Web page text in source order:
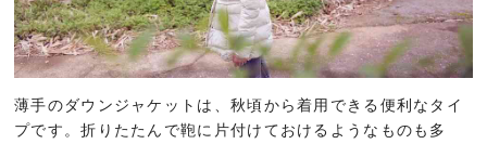
薄手のダウンジャケットは、秋頃から着用できる便利なタイ
プです。折りたたんで鞄に片付けておけるようなものも多